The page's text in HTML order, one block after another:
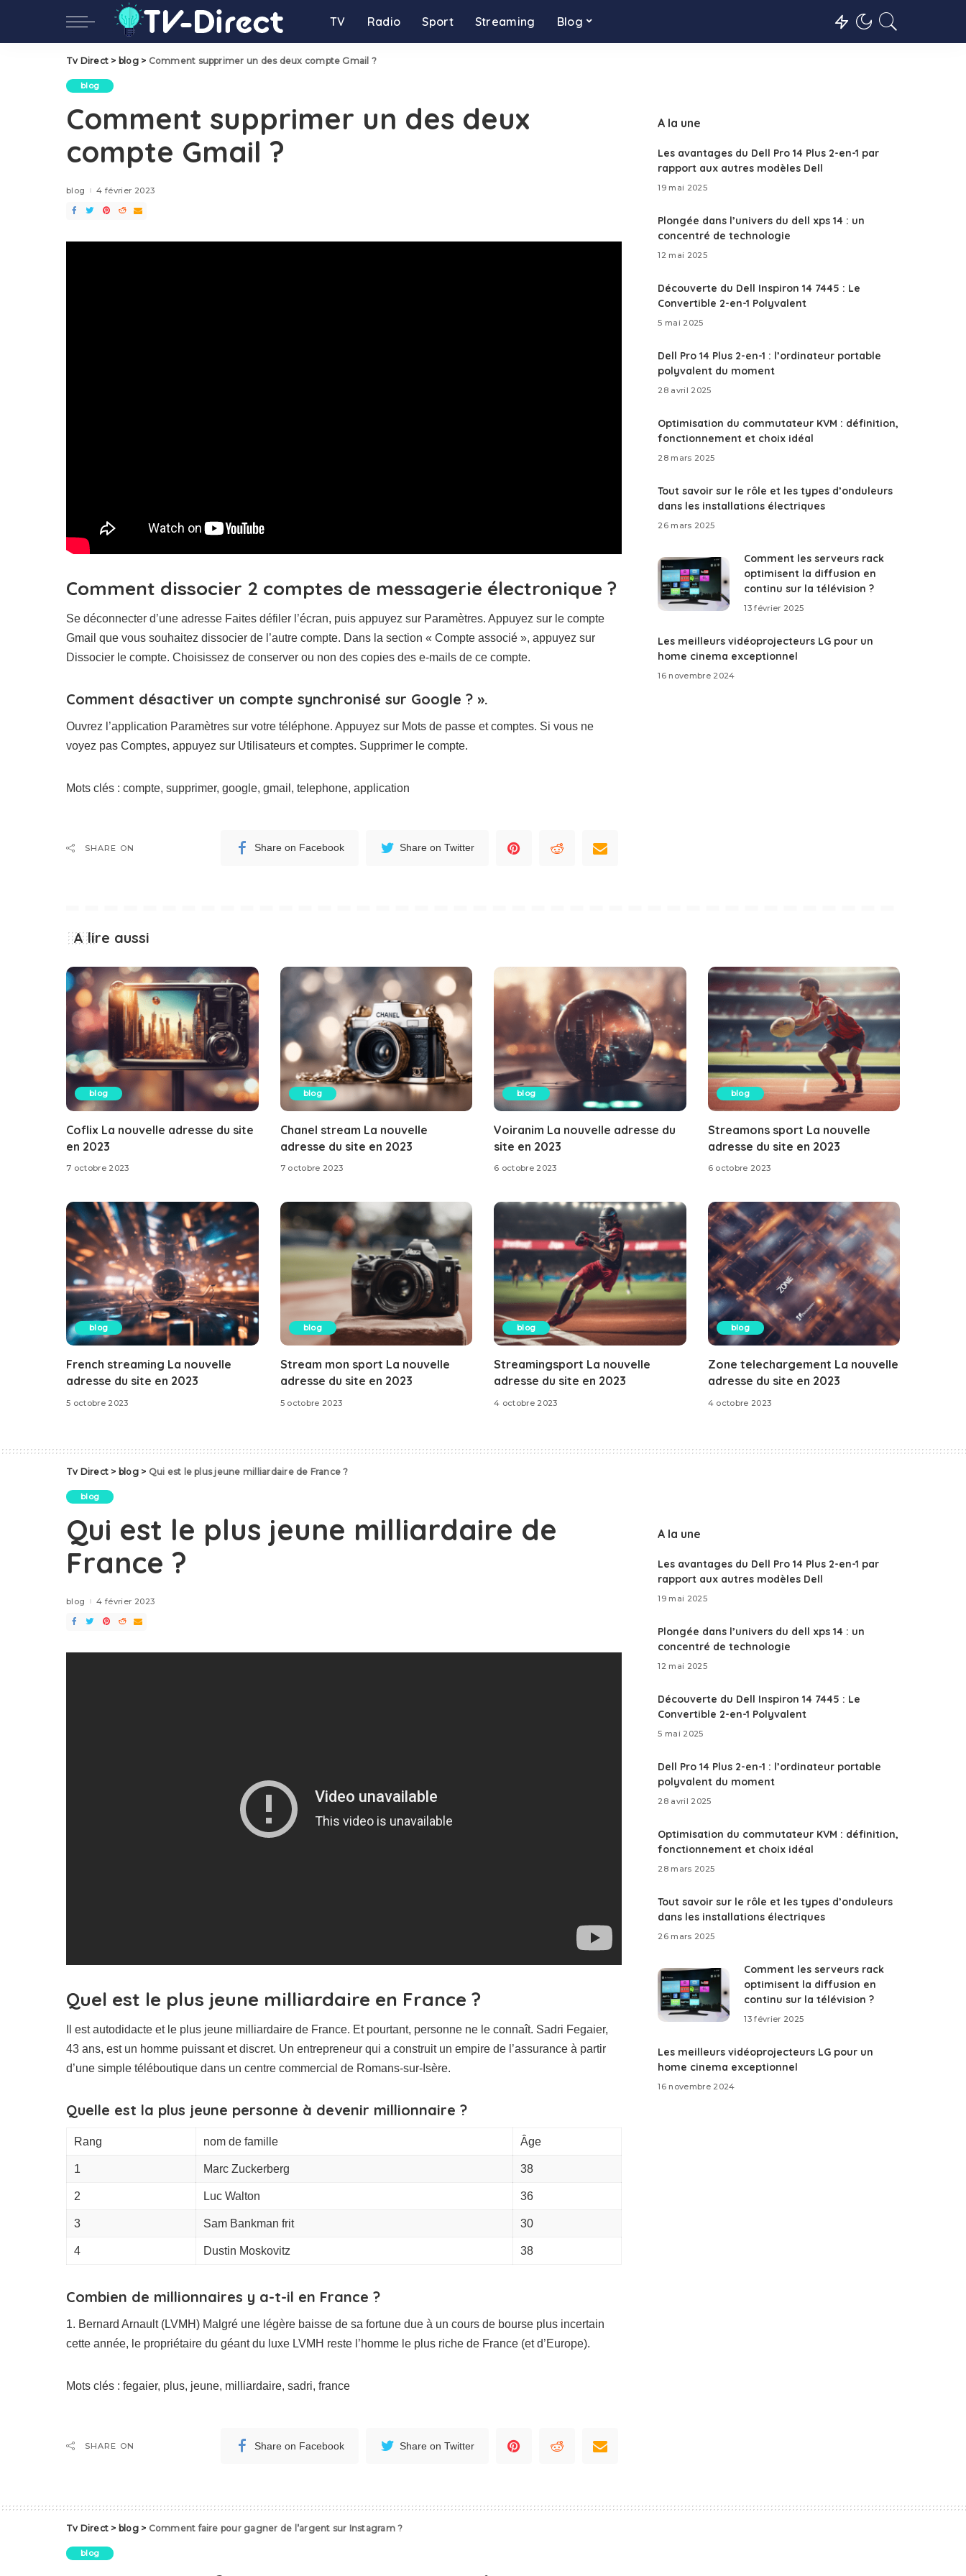
TV Radio Sport Streaming Blog
Tv Direct > blog> Comment supprimer un des deux compte Gmail ?
blog
Comment supprimer un des deux
compte Gmail ?
blog 4 février 2023
Comment dissocier 2 comptes de messagerie électronique ?
Se déconnecter d’une adresse Faites défiler l’écran, puis appuyez sur Paramètres. Appuyez sur le compte
Gmail que vous souhaitez dissocier de l’autre compte. Dans la section « Compte associé », appuyez sur
Dissocier le compte. Choisissez de conserver ou non des copies des e-mails de ce compte.
Comment désactiver un compte synchronisé sur Google ? ».
Ouvrez l’application Paramètres sur votre téléphone. Appuyez sur Mots de passe et comptes. Si vous ne
voyez pas Comptes, appuyez sur Utilisateurs et comptes. Supprimer le compte.
Mots clés : compte, supprimer, google, gmail, telephone, application
SHARE ON Share on Facebook Share on Twitter
A la une
Les avantages du Dell Pro 14 Plus 2-en-1 par
rapport aux autres modèles Dell
19 mai 2025
Plongée dans l’univers du dell xps 14 : un
concentré de technologie
12 mai 2025
Découverte du Dell Inspiron 14 7445 : Le
Convertible 2-en-1 Polyvalent
5 mai 2025
Dell Pro 14 Plus 2-en-1 : l’ordinateur portable
polyvalent du moment
28 avril 2025
Optimisation du commutateur KVM : définition,
fonctionnement et choix idéal
28 mars 2025
Tout savoir sur le rôle et les types d’onduleurs
dans les installations électriques
26 mars 2025
Comment les serveurs rack
optimisent la diffusion en
continu sur la télévision ?
13 février 2025
Les meilleurs vidéoprojecteurs LG pour un
home cinema exceptionnel
16 novembre 2024
A lire aussi
blog
Coflix La nouvelle adresse du site
en 2023
7 octobre 2023
blog
Chanel stream La nouvelle
adresse du site en 2023
7 octobre 2023
blog
Voiranim La nouvelle adresse du
site en 2023
6 octobre 2023
blog
Streamons sport La nouvelle
adresse du site en 2023
6 octobre 2023
blog
French streaming La nouvelle
adresse du site en 2023
5 octobre 2023
blog
Stream mon sport La nouvelle
adresse du site en 2023
5 octobre 2023
blog
Streamingsport La nouvelle
adresse du site en 2023
4 octobre 2023
blog
Zone telechargement La nouvelle
adresse du site en 2023
4 octobre 2023
Tv Direct > blog> Qui est le plus jeune milliardaire de France ?
blog
Qui est le plus jeune milliardaire de
France ?
blog 4 février 2023
Quel est le plus jeune milliardaire en France ?
Il est autodidacte et le plus jeune milliardaire de France. Et pourtant, personne ne le connaît. Sadri Fegaier,
43 ans, est un homme puissant et discret. Un entrepreneur qui a construit un empire de l’assurance à partir
d’une simple téléboutique dans un centre commercial de Romans-sur-Isère.
Quelle est la plus jeune personne à devenir millionnaire ?
Rang nom de famille Âge
1 Marc Zuckerberg 38
2 Luc Walton 36
3 Sam Bankman frit 30
4 Dustin Moskovitz 38
Combien de millionnaires y a-t-il en France ?
1. Bernard Arnault (LVMH) Malgré une légère baisse de sa fortune due à un cours de bourse plus incertain
cette année, le propriétaire du géant du luxe LVMH reste l’homme le plus riche de France (et d’Europe).
Mots clés : fegaier, plus, jeune, milliardaire, sadri, france
SHARE ON Share on Facebook Share on Twitter
A la une
Les avantages du Dell Pro 14 Plus 2-en-1 par
rapport aux autres modèles Dell
19 mai 2025
Plongée dans l’univers du dell xps 14 : un
concentré de technologie
12 mai 2025
Découverte du Dell Inspiron 14 7445 : Le
Convertible 2-en-1 Polyvalent
5 mai 2025
Dell Pro 14 Plus 2-en-1 : l’ordinateur portable
polyvalent du moment
28 avril 2025
Optimisation du commutateur KVM : définition,
fonctionnement et choix idéal
28 mars 2025
Tout savoir sur le rôle et les types d’onduleurs
dans les installations électriques
26 mars 2025
Comment les serveurs rack
optimisent la diffusion en
continu sur la télévision ?
13 février 2025
Les meilleurs vidéoprojecteurs LG pour un
home cinema exceptionnel
16 novembre 2024
Tv Direct > blog> Comment faire pour gagner de l’argent sur Instagram ?
blog